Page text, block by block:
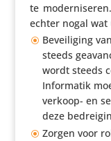
te
echter nogal
Bevei­li­ging
steeds
wordt steeds
Infor­matik
verkoop- en
deze
Zorgen voor